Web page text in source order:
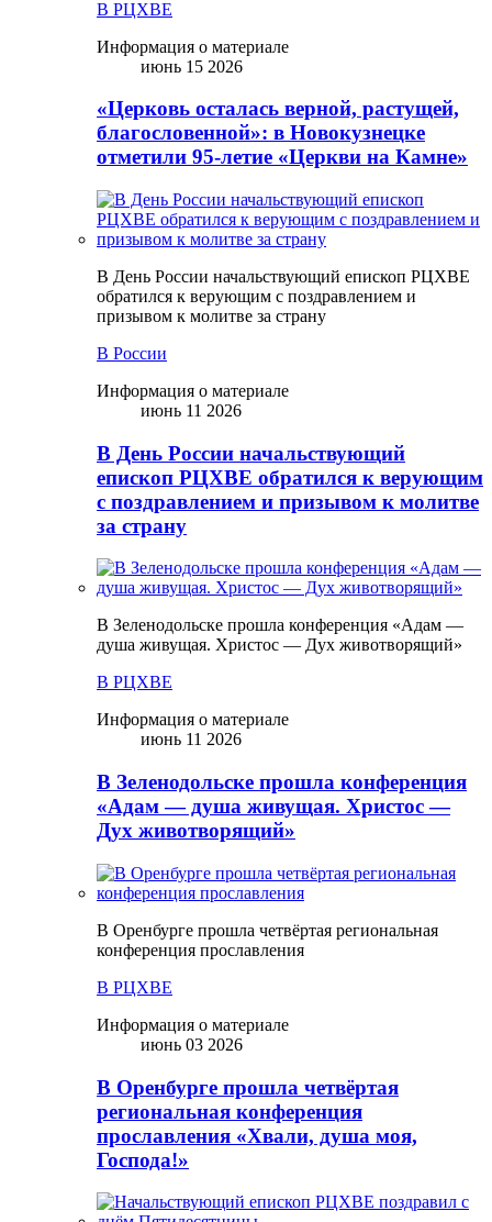
В РЦХВЕ
Информация о материале
июнь 15 2026
«Церковь осталась верной, растущей,
благословенной»: в Новокузнецке
отметили 95-летие «Церкви на Камне»
В День России начальствующий епископ РЦХВЕ
обратился к верующим с поздравлением и
призывом к молитве за страну
В России
Информация о материале
июнь 11 2026
В День России начальствующий
епископ РЦХВЕ обратился к верующим
с поздравлением и призывом к молитве
за страну
В Зеленодольске прошла конференция «Адам —
душа живущая. Христос — Дух животворящий»
В РЦХВЕ
Информация о материале
июнь 11 2026
В Зеленодольске прошла конференция
«Адам — душа живущая. Христос —
Дух животворящий»
В Оренбурге прошла четвёртая региональная
конференция прославления
В РЦХВЕ
Информация о материале
июнь 03 2026
В Оренбурге прошла четвёртая
региональная конференция
прославления «Хвали, душа моя,
Господа!»